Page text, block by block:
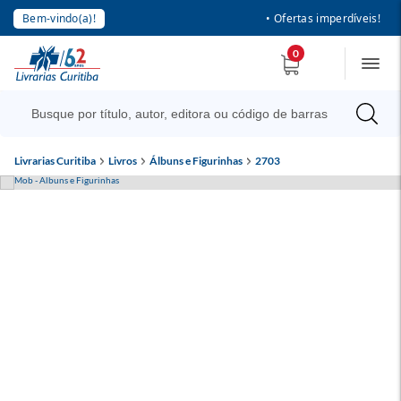
Bem-vindo(a)! • Ofertas imperdíveis!
0
Livrarias Curitiba Livros Álbuns e Figurinhas 2703